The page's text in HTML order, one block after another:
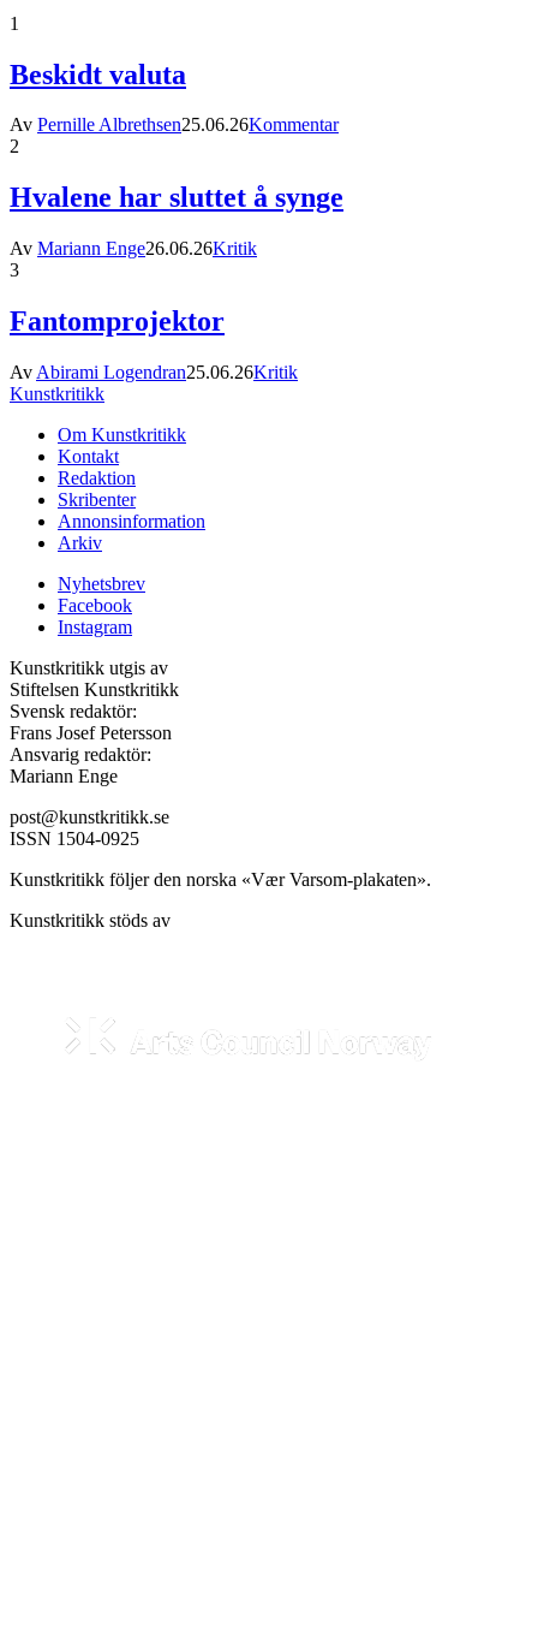
1
Beskidt valuta
Av Pernille Albrethsen25.06.26Kommentar
2
Hvalene har sluttet å synge
Av Mariann Enge26.06.26Kritik
3
Fantomprojektor
Av Abirami Logendran25.06.26Kritik
Kunstkritikk
Om Kunstkritikk
Kontakt
Redaktion
Skribenter
Annonsinformation
Arkiv
Nyhetsbrev
Facebook
Instagram
Kunstkritikk utgis av
Stiftelsen Kunstkritikk
Svensk redaktör:
Frans Josef Petersson
Ansvarig redaktör:
Mariann Enge
post@kunstkritikk.se
ISSN 1504-0925
Kunstkritikk följer den norska «Vær Varsom-plakaten».
Kunstkritikk stöds av